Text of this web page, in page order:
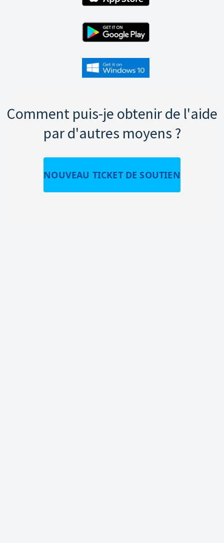
Comment puis-je obtenir de l'aide
par d'autres moyens ?
NOUVEAU TICKET DE SOUTIEN